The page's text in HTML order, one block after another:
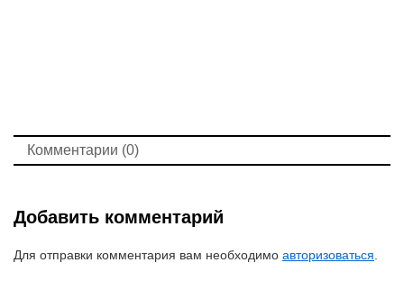
Комментарии (0)
Добавить комментарий
Для отправки комментария вам необходимо авторизоваться.